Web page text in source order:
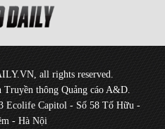
all rights reserved.
Truyền thông Quảng cáo A&D.
Ecolife Capitol - Số 58 Tố Hữu -
- Hà Nội